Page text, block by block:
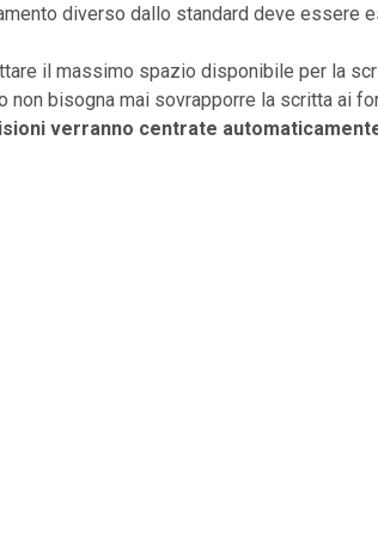
diverso dallo standard deve essere
il massimo spazio disponibile per la
bisogna mai sovrapporre la scritta ai
verranno centrate